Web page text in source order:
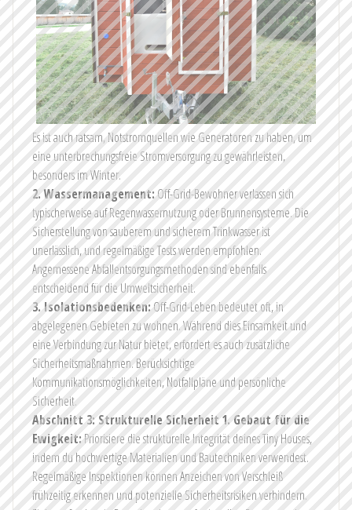
Es ist auch ratsam, Notstromquellen wie Generatoren zu haben, um
eine unterbrechungsfreie Stromversorgung zu gewährleisten,
besonders im Winter.
2. Wassermanagement: Off-Grid-Bewohner verlassen sich
typischerweise auf Regenwassernutzung oder Brunnensysteme. Die
Sicherstellung von sauberem und sicherem Trinkwasser ist
unerlässlich, und regelmäßige Tests werden empfohlen.
Angemessene Abfallentsorgungsmethoden sind ebenfalls
entscheidend für die Umweltsicherheit.
3. Isolationsbedenken:Off-Grid-Leben bedeutet oft, in
abgelegenen Gebieten zu wohnen. Während dies Einsamkeit und
eine Verbindung zur Natur bietet, erfordert es auch zusätzliche
Sicherheitsmaßnahmen. Berücksichtige
Kommunikationsmöglichkeiten, Notfallpläne und persönliche
Sicherheit.
Abschnitt 3: Strukturelle Sicherheit 1. Gebaut für die
Ewigkeit:Priorisiere die strukturelle Integrität deines Tiny Houses,
indem du hochwertige Materialien und Bautechniken verwendest.
Regelmäßige Inspektionen können Anzeichen von Verschleiß
frühzeitig erkennen und potenzielle Sicherheitsrisiken verhindern.